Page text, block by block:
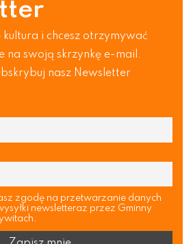
kultura i chcesz otrzymywać
na swoją skrzynkę e-mail.
nasz Newsletter
zgodę na przetwarzanie danych
newsletteraz przez Gminny